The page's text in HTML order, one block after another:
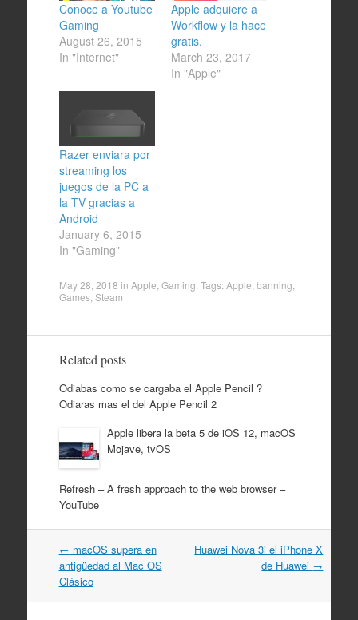
Conoce a Youtube
Gaming
August 26, 2015
In "Internet"
Apple adquiere a
Workflow y la hace
gratis.
March 23, 2017
In "Apple"
Razer enviara por
streaming los
juegos de la PC a
la TV gracias a
Android
January 6, 2015
In "Gaming"
May 28, 2018 in Apple Gaming . Tags:Apple banning
Games, Steam
Related posts
Odiabas como se cargaba el Apple Pencil ?
Odiaras mas el del Apple Pencil 2
Apple libera la beta 5 de iOS 12, macOS
Mojave, tvOS
Refresh – A fresh approach to the web browser –
YouTube
Post
navigation
← macOS supera en
antigüedad al Mac OS
Clásico
Huawei Nova 3i el iPhone X
de Huawei →